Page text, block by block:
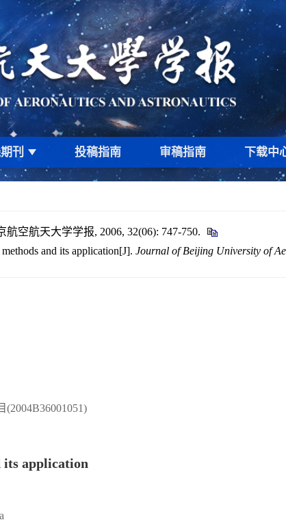
刊 投稿指南 审稿指南 下载中
空航天大学学报, 2006, 32(06): 747-750.
and its application[J]. Journal of Beijing University of
its application